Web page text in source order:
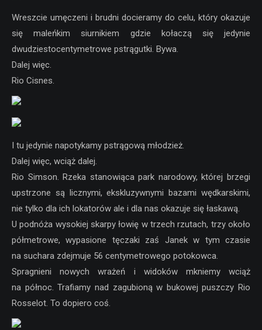
Wreszcie umęczeni i brudni docieramy do celu, który okazuje
się maleńkim siurnikiem gdzie kołaczą się jedynie
dwudziestocentymetrowe pstrągutki. Bywa.
Dalej więc.
Rio Cisnes.
I tu jedynie napotykamy pstrągową młodzież.
Dalej więc, wciąż dalej.
Rio Simson. Rzeka stanowiąca park narodowy, której brzegi
upstrzone są licznymi, ekskluzywnymi bazami wędkarskimi,
nie tylko dla ich lokatorów ale i dla nas okazuje się łaskawą.
U podnóża wysokiej skarpy łowię w trzech rzutach, trzy około
półmetrowe, wypasione tęczaki zaś Janek w tym czasie
na suchara zdejmuje 56 centymetrowego potokowca.
Spragnieni nowych wrażeń i widoków mkniemy wciąż
na północ. Trafiamy nad zagubioną w bukowej puszczy Rio
Rosselot. To dopiero coś.